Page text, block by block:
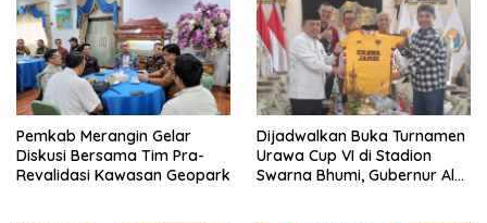
Pemkab Merangin Gelar
Diskusi Bersama Tim Pra-
Revalidasi Kawasan Geopark
Dijadwalkan Buka Turnamen
Urawa Cup VI di Stadion
Swarna Bhumi, Gubernur Al